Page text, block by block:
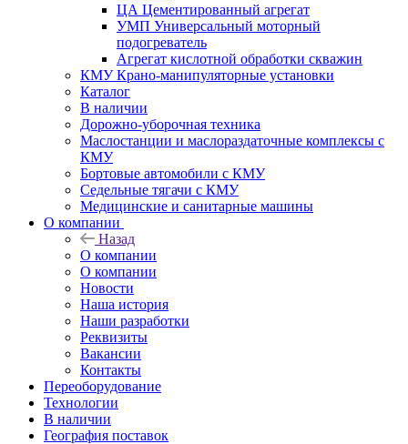
ЦА Цементированный агрегат
УМП Универсальный моторный
подогреватель
Агрегат кислотной обработки скважин
КМУ Крано-манипуляторные установки
Каталог
В наличии
Дорожно-уборочная техника
Маслостанции и маслораздаточные комплексы с
КМУ
Бортовые автомобили с КМУ
Седельные тягачи с КМУ
Медицинские и санитарные машины
О компании
Назад
О компании
О компании
Новости
Наша история
Наши разработки
Реквизиты
Вакансии
Контакты
Переоборудование
Технологии
В наличии
География поставок